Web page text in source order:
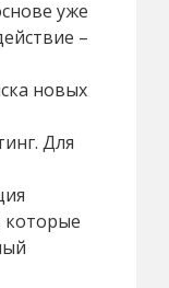
уже
–
новых
Для
которые